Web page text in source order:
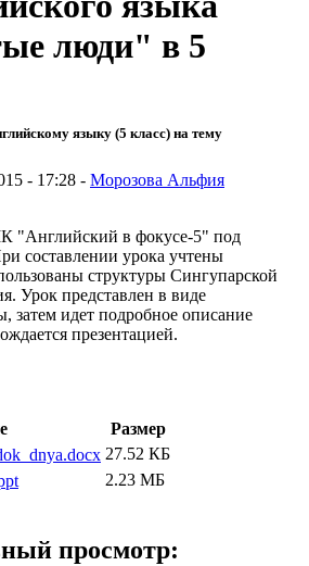
люди" в 5
языку (5 класс) на тему
- 17:28 - Морозова Альфия
"Английский в фокусе-5" под
составлении урока учтены
структуры Сингупарской
Урок представлен в виде
затем идет подробное описание
презентацией.
Размер
27.52 КБ
2.23 МБ
просмотр: